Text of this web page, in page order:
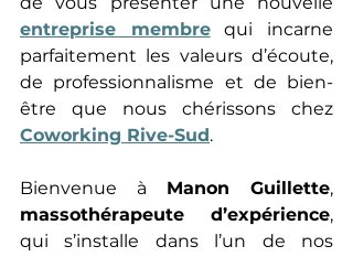
entreprise membre qui incarne
parfaitement les valeurs d’écoute,
de professionnalisme et de bien-
Coworking Rive-Sud.
Bienvenue à Manon Guillette
massothérapeute d’expérience,